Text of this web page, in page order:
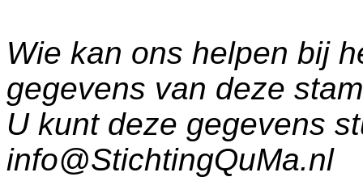
Wie kan ons helpen bij
gegevens van deze
U kunt deze gegevens
info@StichtingQuMa.nl